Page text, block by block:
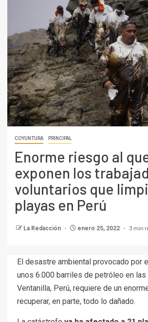
COYUNTURA PRINCIPAL
Enorme riesgo al
exponen los
voluntarios que
playas en Perú
La Redacción enero 25, 2022 3 min
El desastre ambiental provocado por
unos 6.000 barriles de petróleo en
Ventanilla, Perú, requiere de un
recuperar, en parte, todo lo dañado.